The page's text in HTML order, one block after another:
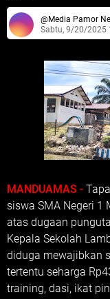
Media Pamor
Sabtu, 9/20/2025
MANDUAMAS -
siswa SMA Negeri 1
atas dugaan
Kepala Sekolah
diduga mewajibkan
tertentu seharga
training, dasi, ikat